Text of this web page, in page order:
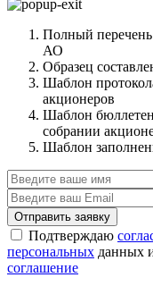
Полный
АО
Образец
Шаблон
акционеров
Шаблон
собрании
Шаблон
Отправить заявку
Подтверждаю
персональных данных
соглашение